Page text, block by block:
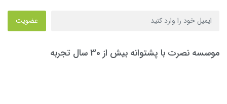
عضویت
موسسه نصرت با پشتوانه بیش از 30 سال تجربه